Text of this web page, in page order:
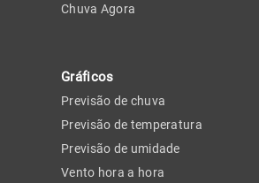
Chuva Agora
Gráficos
Previsão de chuva
Previsão de temperatura
Previsão de umidade
Vento hora a hora